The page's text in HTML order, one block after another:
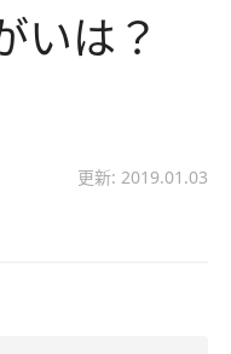
いは？
更新: 2019.01.03